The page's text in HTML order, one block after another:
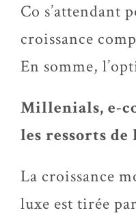
Co s’attendant
croissance
En somme,
Millenials, e-
les ressorts de
La croissance
luxe est tirée